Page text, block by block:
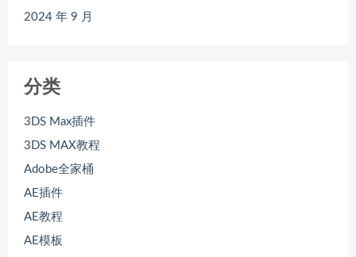
2024 年 9 月
分类
3DS Max插件
3DS MAX教程
Adobe全家桶
AE插件
AE教程
AE模板